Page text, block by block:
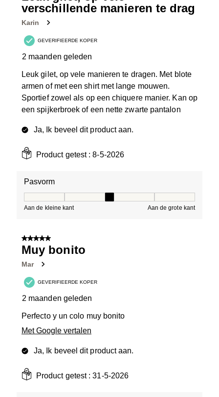
Beoordelingen.
verschillende manieren te drag
Karin
GEVERIFIEERDE KOPER
2 maanden geleden
Leuk gilet, op vele manieren te dragen. Met blote
armen of met een shirt met lange mouwen.
Sportief zowel als op een chiquere manier. Kan op
een spijkerbroek of een nette zwarte pantalon
Ja, Ik beveel dit product aan.
Product getest :8-5-2026
Pasvorm
Aan de kleine kant Aan de grote kant
5 van 5 sterren.
Muy bonito
Mar
GEVERIFIEERDE KOPER
2 maanden geleden
Perfecto y un colo muy bonito
Met Google vertalen
Ja, Ik beveel dit product aan.
Product getest :31-5-2026